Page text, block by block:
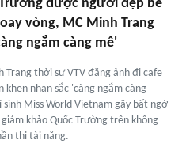
được người đẹp bế
vòng, MC Minh Trang
ngắm càng mê'
Trang thời sự VTV đăng ảnh đi cafe
khen nhan sắc 'càng ngắm càng
sinh Miss World Vietnam gây bất ngờ
giám khảo Quốc Trường trên không
thi tài năng.